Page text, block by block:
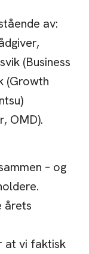
av:
(Business
(Growth
OMD).
– og
årets
at vi faktisk